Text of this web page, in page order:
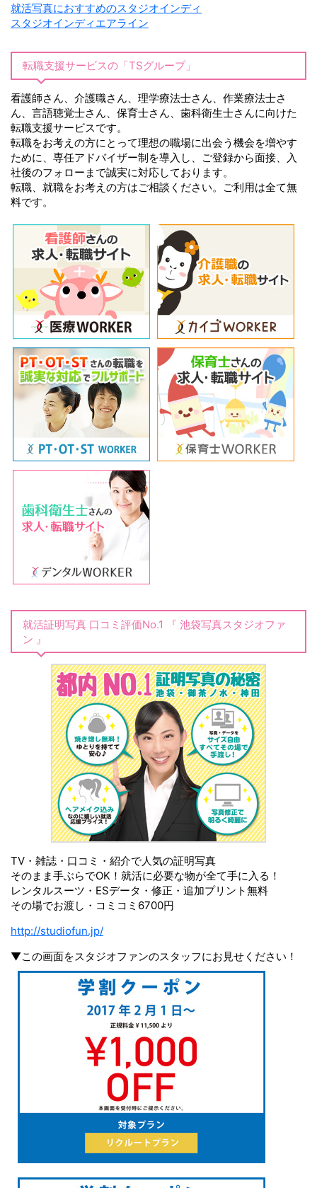
就活写真におすすめのスタジオインディ
スタジオインディエアライン
転職支援サービスの「TSグループ」
看護師さん、介護職さん、理学療法士さん、作業療法士さ
ん、言語聴覚士さん、保育士さん、歯科衛生士さんに向けた
転職支援サービスです。
転職をお考えの方にとって理想の職場に出会う機会を増やす
ために、専任アドバイザー制を導入し、ご登録から面接、入
社後のフォローまで誠実に対応しております。
転職、就職をお考えの方はご相談ください。ご利用は全て無
料です。
就活証明写真 口コミ評価No.1 『 池袋写真スタジオファ
ン 』
TV・雑誌・口コミ・紹介で人気の証明写真
そのまま手ぶらでOK！就活に必要な物が全て手に入る！
レンタルスーツ・ESデータ・修正・追加プリント無料
その場でお渡し・コミコミ6700円
http://studiofun.jp/
▼この画面をスタジオファンのスタッフにお見せください！